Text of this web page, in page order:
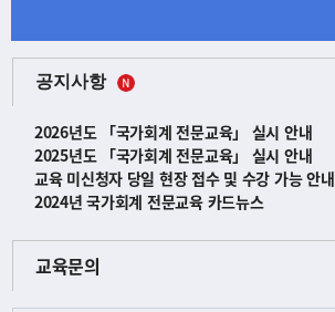
공지사항
2026년도 「국가회계 전문교육」 실시 안내
2025년도 「국가회계 전문교육」 실시 안내
교육 미신청자 당일 현장 접수 및 수강 가능 안내
2024년 국가회계 전문교육 카드뉴스
교육문의